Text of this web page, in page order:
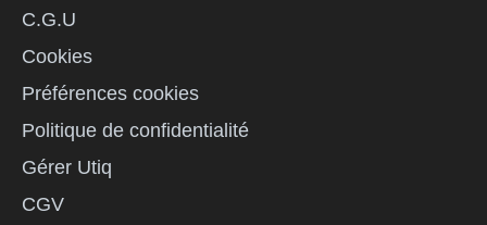
C.G.U
Cookies
Préférences cookies
Politique de confidentialité
Gérer Utiq
CGV